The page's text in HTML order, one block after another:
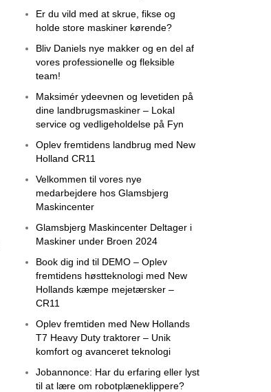
Er du vild med at skrue, fikse og
holde store maskiner kørende?
Bliv Daniels nye makker og en del af
vores professionelle og fleksible
team!
Maksimér ydeevnen og levetiden på
dine landbrugsmaskiner – Lokal
service og vedligeholdelse på Fyn
Oplev fremtidens landbrug med New
Holland CR11
Velkommen til vores nye
medarbejdere hos Glamsbjerg
Maskincenter
Glamsbjerg Maskincenter Deltager i
Maskiner under Broen 2024
Book dig ind til DEMO – Oplev
fremtidens høstteknologi med New
Hollands kæmpe mejetærsker –
CR11
Oplev fremtiden med New Hollands
T7 Heavy Duty traktorer – Unik
komfort og avanceret teknologi
Jobannonce: Har du erfaring eller lyst
til at lære om robotplæneklippere?